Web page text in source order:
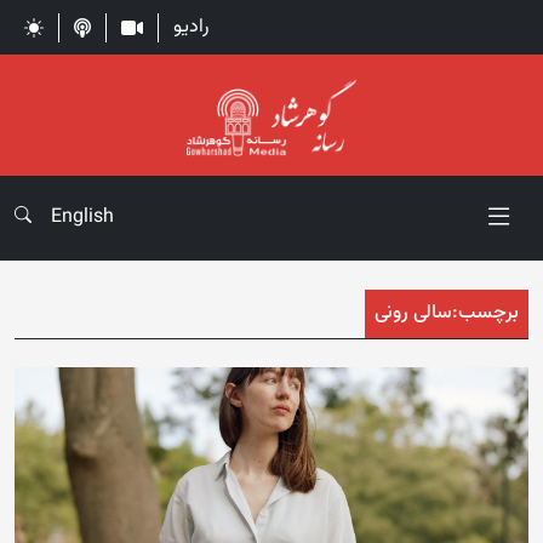
رادیو
English
برچسب:سالی رونی